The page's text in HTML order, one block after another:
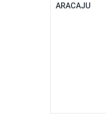
ARACAJU